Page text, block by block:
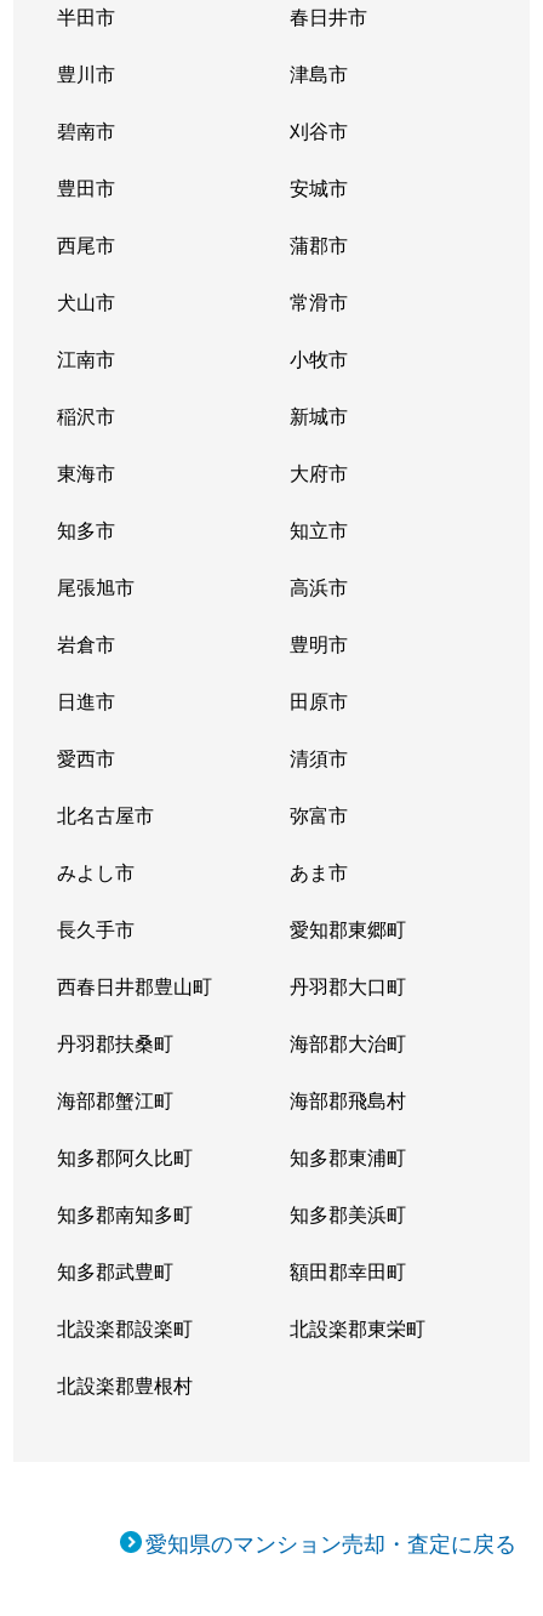
半田市 春日井市
豊川市 津島市
碧南市 刈谷市
豊田市 安城市
西尾市 蒲郡市
犬山市 常滑市
江南市 小牧市
稲沢市 新城市
東海市 大府市
知多市 知立市
尾張旭市 高浜市
岩倉市 豊明市
日進市 田原市
愛西市 清須市
北名古屋市 弥富市
みよし市 あま市
長久手市 愛知郡東郷町
西春日井郡豊山町 丹羽郡大口町
丹羽郡扶桑町 海部郡大治町
海部郡蟹江町 海部郡飛島村
知多郡阿久比町 知多郡東浦町
知多郡南知多町 知多郡美浜町
知多郡武豊町 額田郡幸田町
北設楽郡設楽町 北設楽郡東栄町
北設楽郡豊根村
愛知県のマンション売却・査定に戻る